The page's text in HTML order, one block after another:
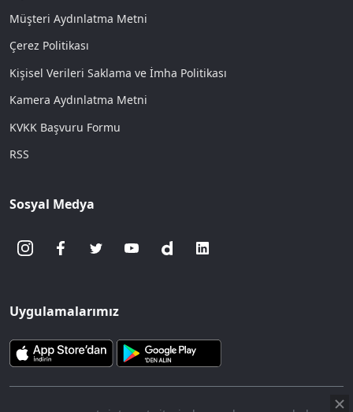
Müşteri Aydınlatma Metni
Çerez Politikası
Kişisel Verileri Saklama ve İmha Politikası
Kamera Aydınlatma Metni
KVKK Başvuru Formu
RSS
Sosyal Medya
Uygulamalarımız